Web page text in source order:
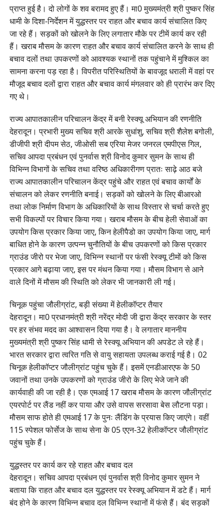
प्राप्त हुई है। दो लोगों के शव बरामद हुए हैं। मा0 मुख्यमंत्री श्री पुष्कर सिंह
धामी के दिशा-निर्देशन में युद्धस्तर पर राहत और बचाव कार्य संचालित किए
जा रहे हैं। सड़कों को खोलने के लिए लगातार मौके पर टीमें कार्य कर रही
हैं। खराब मौसम के कारण राहत और बचाव कार्य संचालित करने के साथ ही
बचाव दलों तथा उपकरणों को आवश्यक स्थानों तक पहुंचाने में मुश्किल का
सामना करना पड़ रहा है। विपरीत परिस्थितियों के बावजूद धराली में वहां पर
मौजूद बचाव दलों द्वारा राहत और बचाव कार्य मंगलवार को ही प्रारंभ कर दिए
गए थे।
राज्य आपातकालीन परिचालन केंद्र में बनी रेस्क्यू अभियान की रणनीति
देहरादून। प्रभारी मुख्य सचिव श्री आरके सुधांशु, सचिव श्री शैलेश बगोली,
डीजीपी श्री दीपम सेठ, जीओसी सब एरिया मेजर जनरल एमपीएस गिल,
सचिव आपदा प्रबंधन एवं पुनर्वास श्री विनोद कुमार सुमन के साथ ही
विभिन्न विभागों के सचिव तथा वरिष्ठ अधिकारीगण प्रातः साढ़े आठ बजे
राज्य आपातकालीन परिचालन केंद्र पहुंचे और राहत एवं बचाव कार्यों के
संचालन को लेकर रणनीति बनाई। सड़कों को खोलने के लिए बीआरओ
तथा लोक निर्माण विभाग के अधिकारियों के साथ विस्तार से चर्चा करते हुए
सभी विकल्पों पर विचार किया गया। खराब मौसम के बीच हेली सेवाओं का
उपयोग किस प्रकार किया जाए, किन हेलीपैडो का उपयोग किया जाए, मार्ग
बाधित होने के कारण उत्पन्न चुनौतियों के बीच उपकरणों को किस प्रकार
ग्राउंड जीरो पर भेजा जाए, विभिन्न स्थानों पर फंसी रेस्क्यू टीमों को किस
प्रकार आगे बढ़ाया जाए, इस पर मंथन किया गया। मौसम विभाग से आने
वाले दिनों में मौसम की स्थिति को लेकर भी जानकारी ली गई।
चिनूक पहुंचा जौलीग्रांट, बड़ी संख्या में हेलीकॉप्टर तैयार
देहरादून। मा0 प्रधानमंत्री श्री नरेंद्र मोदी जी द्वारा केंद्र सरकार के स्तर
पर हर संभव मदद का आश्वासन दिया गया है। वे लगातार माननीय
मुख्यमंत्री श्री पुष्कर सिंह धामी से रेस्क्यू अभियान की अपडेट ले रहे हैं।
भारत सरकार द्वारा त्वरित गति से वायु सहायता उपलब्ध कराई गई है। 02
चिनूक हेलीकॉप्टर जौलीग्रांट पहुंच चुके हैं। इसमें एनडीआरएफ के 50
जवानों तथा उनके उपकरणों को ग्राउंड जीरो के लिए भेजे जाने की
कार्यवाही की जा रही है। एक एमआई 17 खराब मौसम के कारण जौलीग्रांट
एयरपोर्ट पर लैंड नहीं कर पाया और उसे वापस सरसावा बेस लौटना पड़ा।
मौसम साफ होते ही एमआई 17 के पुनः लैंडिंग के प्रयास किए जाएंगे। वहीं
115 स्पेशल फोर्सेज के साथ सेना के 05 एएन-32 हेलीकॉप्टर जौलीग्रांट
पहुंच चुके हैं।
युद्धस्तर पर कार्य कर रहे राहत और बचाव दल
देहरादून। सचिव आपदा प्रबंधन एवं पुनर्वास श्री विनोद कुमार सुमन ने
बताया कि राहत और बचाव दल युद्धस्तर पर रेस्क्यू अभियान में डटे हैं। मार्ग
बंद होने के कारण विभिन्न बचाव दल विभिन्न स्थानों में फंसे हैं। बंद सड़कों